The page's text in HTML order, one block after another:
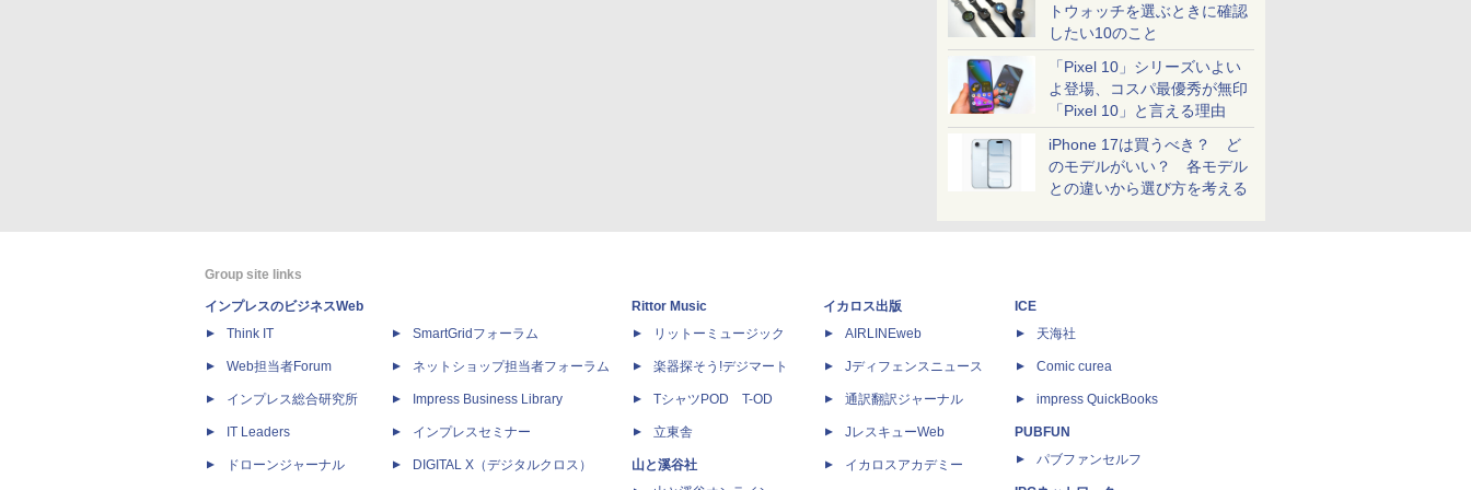
トウォッチを選ぶときに確認
したい10のこと
「Pixel 10」シリーズいよい
よ登場、コスパ最優秀が無印
「Pixel 10」と言える理由
iPhone 17は買うべき？ ど
のモデルがいい？ 各モデル
との違いから選び方を考える
Group site links
インプレスのビジネスWeb
Think IT
Web担当者Forum
インプレス総合研究所
IT Leaders
ドローンジャーナル
SmartGridフォーラム
ネットショップ担当者フォーラム
Impress Business Library
インプレスセミナー
DIGITAL X（デジタルクロス）
Rittor Music
リットーミュージック
楽器探そう!デジマート
TシャツPOD T-OD
立東舎
山と溪谷社
イカロス出版
AIRLINEweb
Jディフェンスニュース
通訳翻訳ジャーナル
JレスキューWeb
イカロスアカデミー
ICE
天海社
Comic curea
impress QuickBooks
PUBFUN
パブファンセルフ